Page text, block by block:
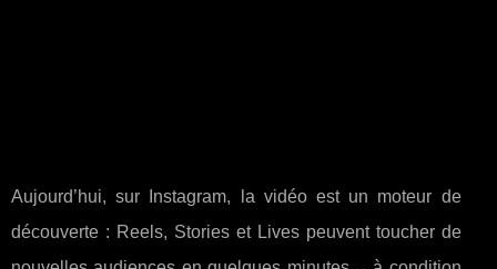
Aujourd’hui, sur Instagram, la vidéo est un moteur de
découverte : Reels, Stories et Lives peuvent toucher de